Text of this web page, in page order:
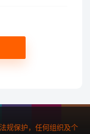
规保护，任何组织及个